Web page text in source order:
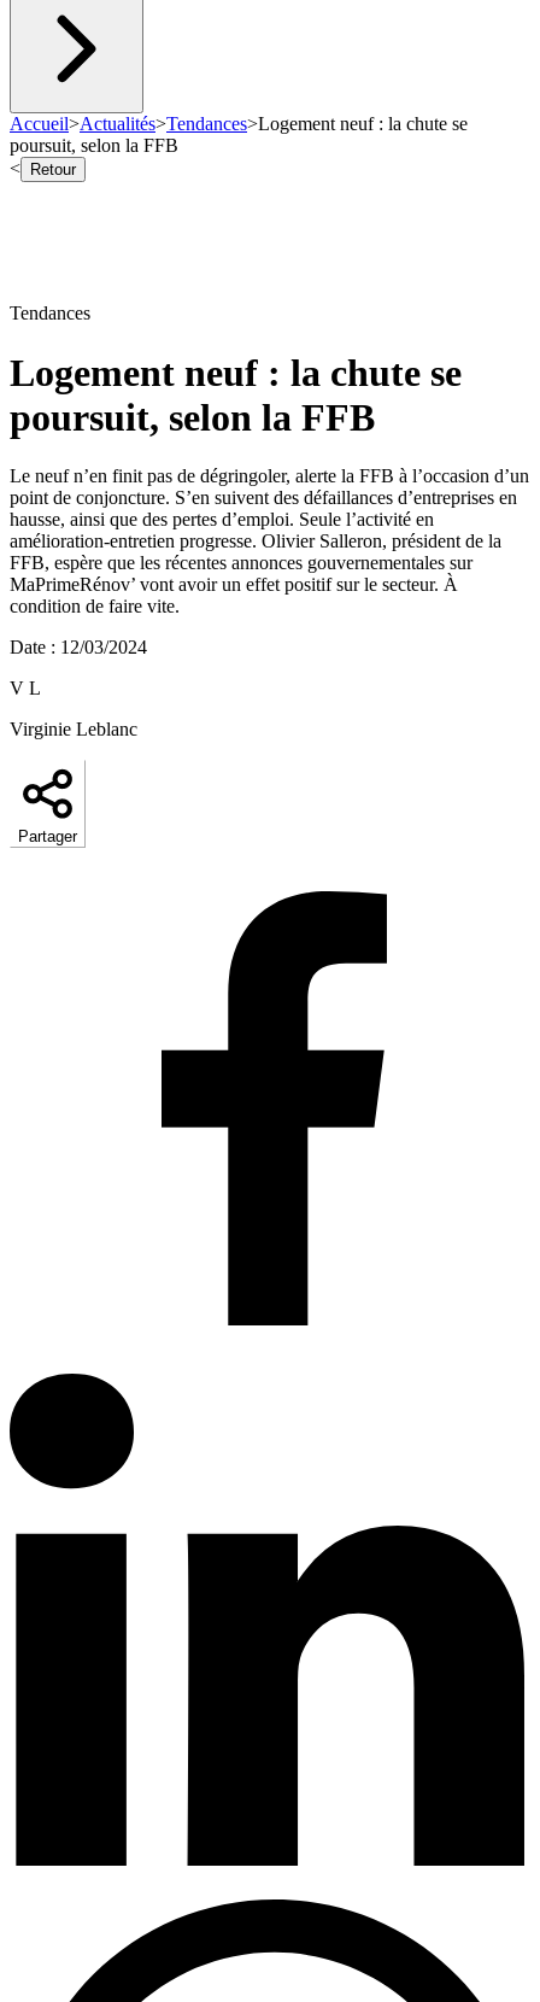
Accueil>Actualités>Tendances>Logement neuf : la chute se
poursuit, selon la FFB
<
Retour
Tendances
Logement neuf : la chute se
poursuit, selon la FFB
Le neuf n’en finit pas de dégringoler, alerte la FFB à l’occasion d’un
point de conjoncture. S’en suivent des défaillances d’entreprises en
hausse, ainsi que des pertes d’emploi. Seule l’activité en
amélioration-entretien progresse. Olivier Salleron, président de la
FFB, espère que les récentes annonces gouvernementales sur
MaPrimeRénov’ vont avoir un effet positif sur le secteur. À
condition de faire vite.
Date : 12/03/2024
V L
Virginie Leblanc
Partager